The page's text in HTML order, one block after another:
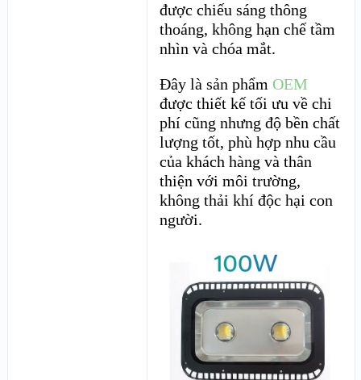
được chiếu sáng thông
thoáng, không hạn chế tầm
nhìn và chóa mắt.
Đây là sản phẩm OEM
được thiết kế tối ưu về chi
phí cũng nhưng độ bền chất
lượng tốt, phù hợp nhu cầu
của khách hàng và thân
thiện với môi trường,
không thải khí độc hại con
người.